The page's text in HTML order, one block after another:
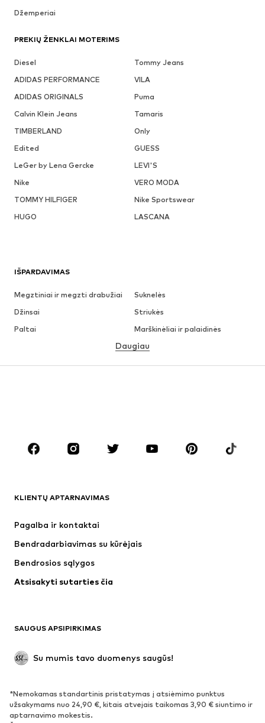
Džemperiai
PREKIŲ ŽENKLAI MOTERIMS
Diesel
Tommy Jeans
ADIDAS PERFORMANCE
VILA
ADIDAS ORIGINALS
Puma
Calvin Klein Jeans
Tamaris
TIMBERLAND
Only
Edited
GUESS
LeGer by Lena Gercke
LEVI'S
Nike
VERO MODA
TOMMY HILFIGER
Nike Sportswear
HUGO
LASCANA
IŠPARDAVIMAS
Megztiniai ir megzti drabužiai
Suknelės
Džinsai
Striukės
Paltai
Marškinėliai ir palaidinės
Apatiniai
Sijonai
Palaidinės ir tunikos
Aksesuarai
Premium
Naujienos
Apatiniai
Paltai
Proginiai
Išskirtiniai
BATAI
Naujienos
Daugiau
KLIENTŲ APTARNAVIMAS
Pagalba ir kontaktai
Bendradarbiavimas su kūrėjais
Bendrosios sąlygos
Atsisakyti sutarties čia
SAUGUS APSIPIRKIMAS
Su mumis tavo duomenys saugūs!
*Nemokamas standartinis pristatymas į atsiėmimo punktus
užsakymams nuo 24,90 €, kitais atvejais taikomas 3,90 € siuntimo ir
aptarnavimo mokestis.